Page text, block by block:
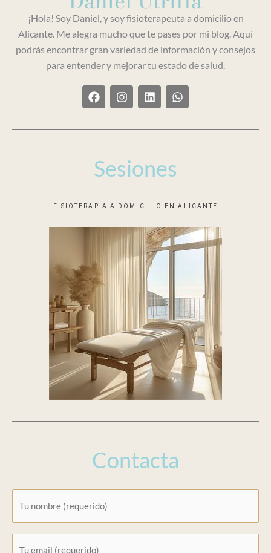
¡Hola! Soy Daniel, y soy fisioterapeuta a domicilio en
Alicante. Me alegra mucho que te pases por mi blog. Aquí
podrás encontrar gran variedad de información y consejos
para entender y mejorar tu estado de salud.
F
a
o
k
I
n
a
L
i
n
W
h
Sesiones
FISIOTERAPIA A DOMICILIO EN ALICANTE
Contacta